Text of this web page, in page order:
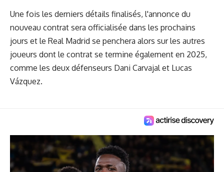
Une fois les derniers détails finalisés, l'annonce du
nouveau contrat sera officialisée dans les prochains
jours et le Real Madrid se penchera alors sur les autres
joueurs dont le contrat se termine également en 2025,
comme les deux défenseurs Dani Carvajal et Lucas
Vázquez.